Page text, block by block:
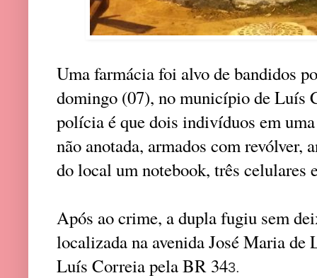
Uma farmácia foi alvo de bandidos
domingo (07), no município de Luís
polícia é que dois indivíduos em
não anotada, armados com revólver,
do local um notebook, três celulares
Após ao crime, a dupla fugiu sem
localizada na avenida José Maria de
Luís Correia pela BR 343.